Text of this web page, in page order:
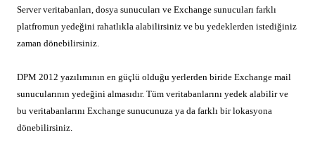
Server veritabanları, dosya sunucuları ve Exchange sunucuları farklı
platfromun yedeğini rahatlıkla alabilirsiniz ve bu yedeklerden istediğiniz
zaman dönebilirsiniz.
DPM 2012 yazılımının en güçlü olduğu yerlerden biride Exchange mail
sunucularının yedeğini almasıdır. Tüm veritabanlarını yedek alabilir ve
bu veritabanlarını Exchange sunucunuza ya da farklı bir lokasyona
dönebilirsiniz.